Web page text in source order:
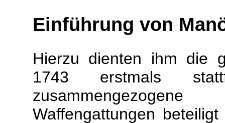
Einführung von
Hierzu dienten ihm die
1743 erstmals
Waffengattungen